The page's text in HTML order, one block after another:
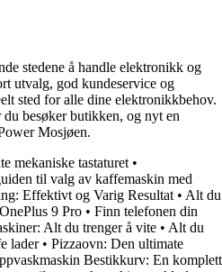
stedene å handle elektronikk og
utvalg, god kundeservice og
sted for alle dine elektronikkbehov.
besøker butikken, og nyt en
Mosjøen.
mekaniske tastaturet •
til valg av kaffemaskin med
Effektivt og Varig Resultat • Alt du
9 Pro • Finn telefonen din
Alt du trenger å vite • Alt du
lader• Pizzaovn: Den ultimate
Bestikkurv: En komplett